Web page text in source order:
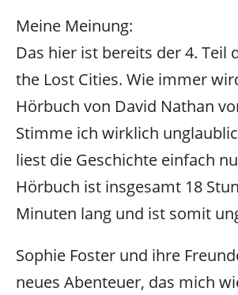
Meine Meinung:
Das hier ist bereits der 4. Teil
the Lost Cities. Wie immer
Hörbuch von David Nathan
Stimme ich wirklich
liest die Geschichte einfach
Hörbuch ist insgesamt 18
Minuten lang und ist somit
Sophie Foster und ihre
neues Abenteuer, das mich